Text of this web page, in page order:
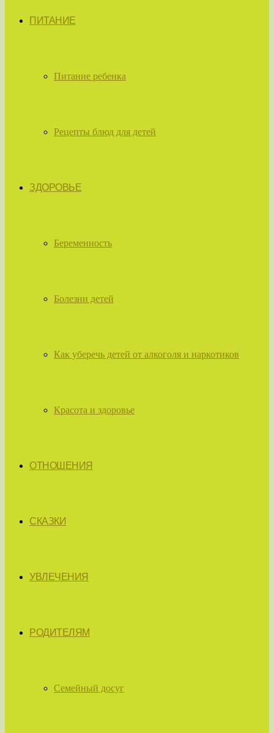
ПИТАНИЕ
Питание ребенка
Рецепты блюд для детей
ЗДОРОВЬЕ
Беременность
Болезни детей
Как уберечь детей от алкоголя и наркотиков
Красота и здоровье
ОТНОШЕНИЯ
СКАЗКИ
УВЛЕЧЕНИЯ
РОДИТЕЛЯМ
Семейный досуг